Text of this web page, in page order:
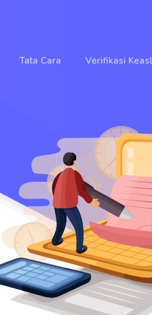
Tata Cara Verifikasi